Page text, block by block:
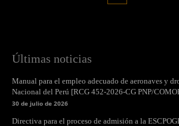
Últimas noticias
Manual para el empleo adecuado de aeronaves y
Nacional del Perú [RCG 452-2026-CG PNP/
30 de julio de 2026
Directiva para el proceso de admisión a la